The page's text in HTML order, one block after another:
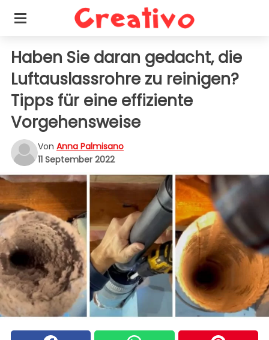
Haben Sie daran gedacht, die
Luftauslassrohre zu reinigen?
Tipps für eine effiziente
Vorgehensweise
Von Anna Palmisano
11 September 2022